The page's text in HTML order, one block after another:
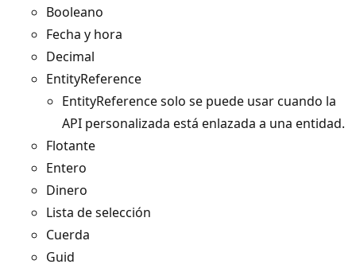
Booleano
Fecha y hora
Decimal
EntityReference
EntityReference solo se puede usar cuando la
API personalizada está enlazada a una entidad.
Flotante
Entero
Dinero
Lista de selección
Cuerda
Guid